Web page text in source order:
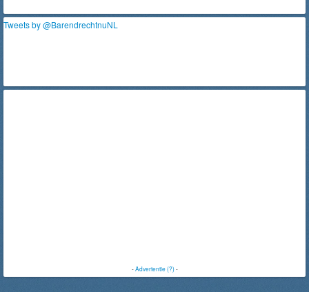
Tweets by @BarendrechtnuNL
-Advertentie (?)-